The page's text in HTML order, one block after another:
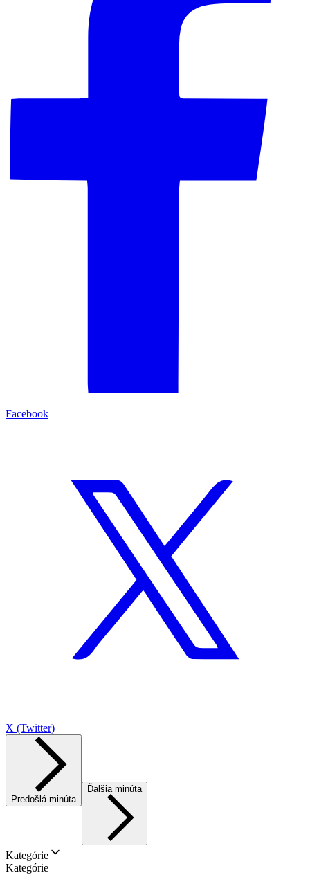
Facebook
X (Twitter)
Predošlá minúta
Ďalšia minúta
Kategórie
Kategórie